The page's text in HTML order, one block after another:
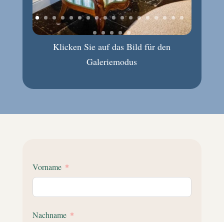
Klicken Sie auf das Bild für den
Galeriemodus
Vorname
Nachname